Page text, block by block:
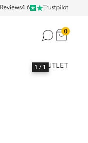
4.6 Trustpilot
0
OUTLET
1 / 1